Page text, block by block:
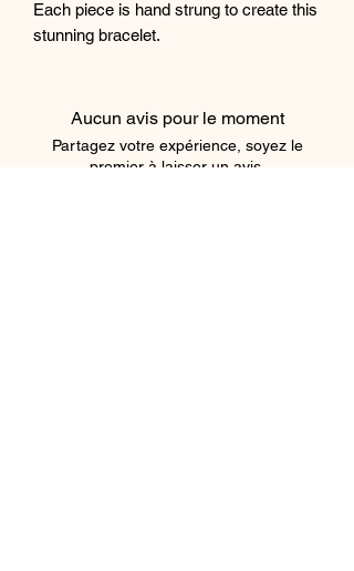
Each piece is hand strung to create this
stunning bracelet.
Aucun avis pour le moment
Partagez votre expérience, soyez le
premier à laisser un avis.